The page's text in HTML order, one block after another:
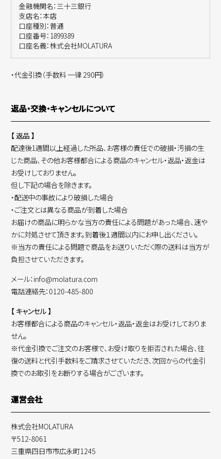
金融機関名：三十三銀行
支店名：本店
口座種別：普通
口座番号：1899389
口座名義：株式会社MOLATURA
・代金引換（手数料 一律 290円）
返品・交換・キャンセルについて
【 返品 】
配達後1週間以上経過した所品、お客様の責任での破損・汚損の生
じた商品、その他お客様都合による商品のキャンセル・返品・返金は
お受けしておりません。
但し下記の場合を除きます。
・配送中の事故により破損した場合
・ご注文とは異なる商品が到着した場合
お届けの商品に明らかな当方の責任による問題があった場合、速や
かに対処させて頂きます。到着後１週間以内にお申し出ください。
※当方の責任による問題で商品をお送りいただく際の送料は当方が
負担させていただきます。
メール：info@molatura.com
電話連絡先：0120-485-800
【 キャンセル 】
お客様都合による商品のキャンセル・返品・返金はお受けしておりま
せん。
※代金引換でご注文のお客様で、お受け取りを拒否された場合、往
復の送料と代引手数料をご請求させていただき、次回からの代金引
換でのお取引をお断りする場合がございます。
運営会社
株式会社MOLATURA
〒512-8061
三重県四日市市広永町1245